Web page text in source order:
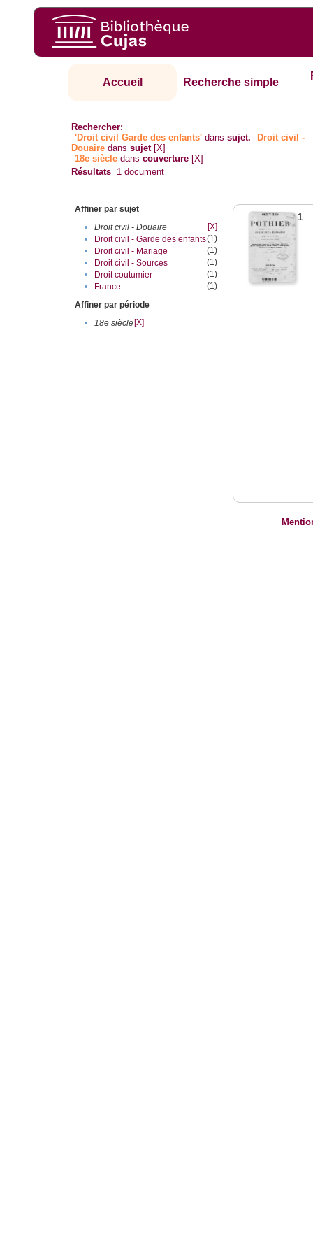
Accueil Recherche simple
Rechercher:
'Droit civil Garde des enfants' danssujet.
Droit civil -
Douaire danssujet [X]
18e siècle danscouverture [X]
Résultats 1 document
Affiner par sujet
•
Droit civil - Douaire
[X]
•
Droit civil - Garde des enfants(1)
•
Droit civil - Mariage
(1)
•
Droit civil - Sources
(1)
•
Droit coutumier
(1)
•
France
(1)
Affiner par période
•
18e siècle[X]
1